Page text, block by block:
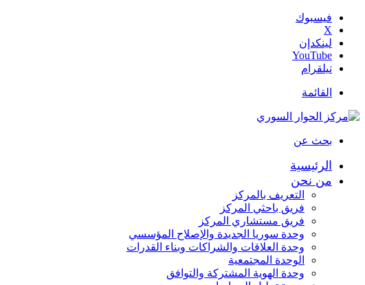
فيسبوك
‫X
لينكدإن
‫YouTube
تيلقرام
القائمة
بحث عن
الرئيسية
من نحن
التعريف بالمركز
فريق باحثي المركز
فريق مستشاري المركز
وحدة سوريا الجديدة والإصلاح المؤسسي
وحدة العلاقات والشراكات وبناء القدرات
الوحدة المجتمعية
وحدة الهوية المشتركة والتوافق